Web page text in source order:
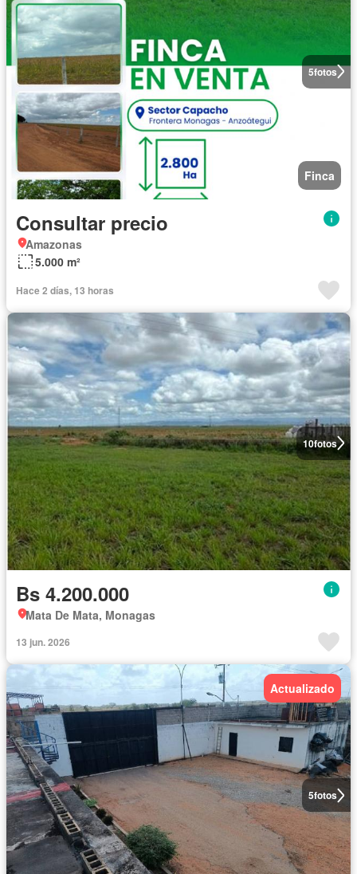
5fotos
Finca
Consultar precio
Amazonas
5.000 m²
Hace 2 días, 13 horas
10fotos
Bs 4.200.000
Mata De Mata, Monagas
13 jun. 2026
5fotos
Actualizado